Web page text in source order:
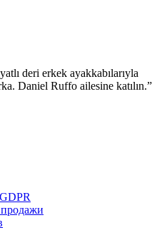
deri erkek ayakkabılarıyla
Daniel Ruffo ailesine katılın.”